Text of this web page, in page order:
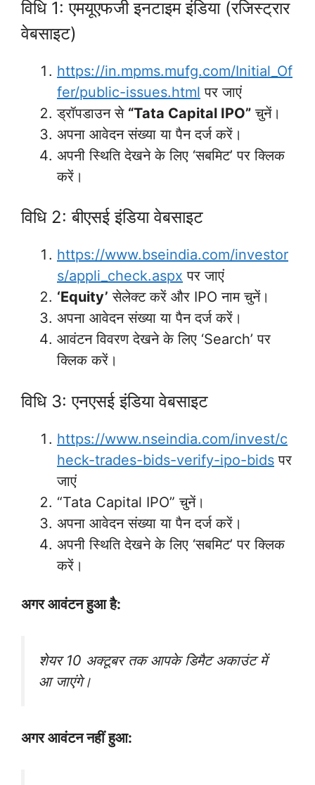
विधि 1: एमयूएफजी इनटाइम इंडिया (रजिस्ट्रार
वेबसाइट)
https://in.mpms.mufg.com/Initial_Of
fer/public-issues.html पर जाएं
ड्रॉपडाउन से “Tata Capital IPO” चुनें।
अपना आवेदन संख्या या पैन दर्ज करें।
अपनी स्थिति देखने के लिए ‘सबमिट’ पर क्लिक
करें।
विधि 2: बीएसई इंडिया वेबसाइट
https://www.bseindia.com/investor
s/appli_check.aspx पर जाएं
‘Equity’ सेलेक्ट करें और IPO नाम चुनें।
अपना आवेदन संख्या या पैन दर्ज करें।
आवंटन विवरण देखने के लिए ‘Search’ पर
क्लिक करें।
विधि 3: एनएसई इंडिया वेबसाइट
https://www.nseindia.com/invest/c
heck-trades-bids-verify-ipo-bids पर
जाएं
“Tata Capital IPO” चुनें।
अपना आवेदन संख्या या पैन दर्ज करें।
अपनी स्थिति देखने के लिए ‘सबमिट’ पर क्लिक
करें।
अगर आवंटन हुआ है:
शेयर 10 अक्टूबर तक आपके डिमैट अकाउंट में
आ जाएंगे।
अगर आवंटन नहीं हुआ: